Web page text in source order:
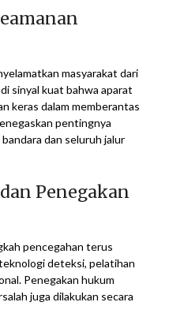
masyarakat dari
sinyal kuat bahwa aparat
keras dalam memberantas
pentingnya
dan seluruh jalur
Penegakan
pencegahan terus
deteksi, pelatihan
Penegakan hukum
juga dilakukan secara